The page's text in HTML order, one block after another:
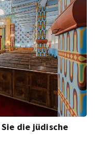
die jüdische